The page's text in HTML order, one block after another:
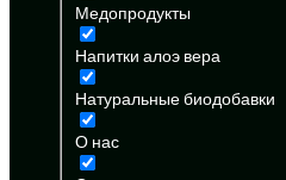
Медопродукты
Напитки алоэ вера
Натуральные биодобавки
О нас